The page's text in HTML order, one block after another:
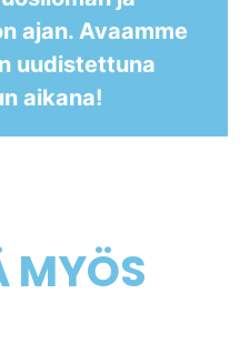
ajan. Avaamme
uudistettuna
aikana!
MYÖS